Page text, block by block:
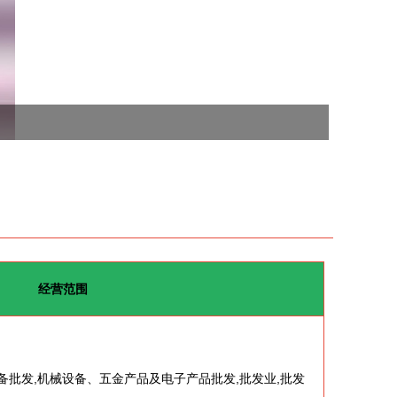
经营范围
批发,机械设备、五金产品及电子产品批发,批发业,批发